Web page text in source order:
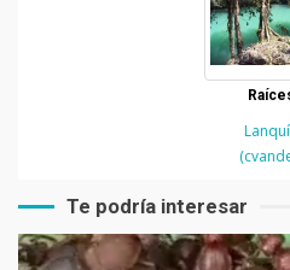
Te podría interesar